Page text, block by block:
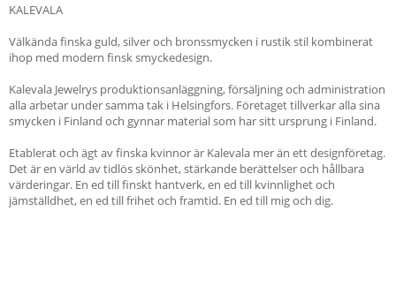
KALEVALA
Välkända finska guld, silver och bronssmycken i rustik stil kombinerat
ihop med modern finsk smyckedesign.
Kalevala Jewelrys produktionsanläggning, försäljning och administration
alla arbetar under samma tak i Helsingfors. Företaget tillverkar alla sina
smycken i Finland och gynnar material som har sitt ursprung i Finland.
Etablerat och ägt av finska kvinnor är Kalevala mer än ett designföretag.
Det är en värld av tidlös skönhet, stärkande berättelser och hållbara
värderingar. En ed till finskt hantverk, en ed till kvinnlighet och
jämställdhet, en ed till frihet och framtid. En ed till mig och dig.